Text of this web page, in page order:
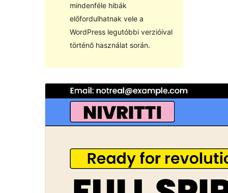
mindenféle hibák
előfordulhatnak vele a
WordPress legutóbbi verzióival
történő használat során.